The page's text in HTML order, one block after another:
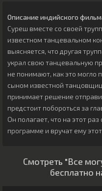
Описание индийского
Суреш вместе со своей
известном танцевальном
выясняется, что другая
украл свою танцевальную
не понимают, как это могло
сыном известной
принимает решение
предстоит побороться за
Он полагает, что на этот раз
программе и вручат ему
Смотреть "Все
бесплатно